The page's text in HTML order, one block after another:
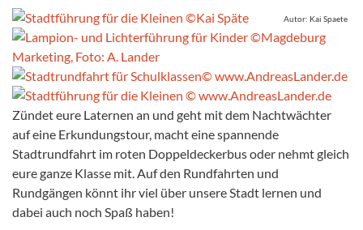
Autor: Kai Spaete
Zündet eure Laternen an und geht mit dem Nachtwächter
auf eine Erkundungstour, macht eine spannende
Stadtrundfahrt im roten Doppeldeckerbus oder nehmt gleich
eure ganze Klasse mit. Auf den Rundfahrten und
Rundgängen könnt ihr viel über unsere Stadt lernen und
dabei auch noch Spaß haben!